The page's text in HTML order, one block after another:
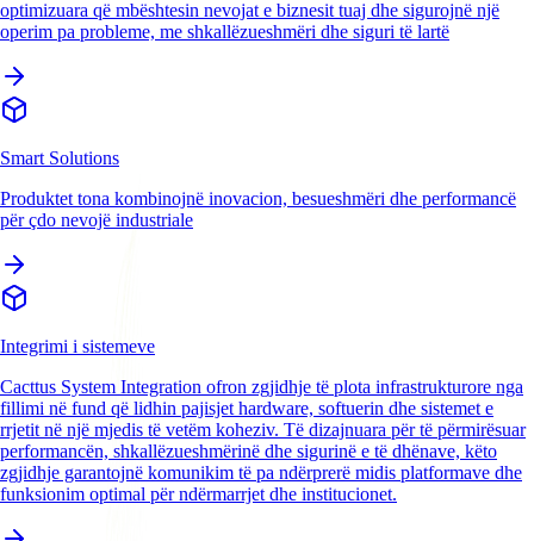
optimizuara që mbështesin nevojat e biznesit tuaj dhe sigurojnë një
operim pa probleme, me shkallëzueshmëri dhe siguri të lartë
Smart Solutions
Produktet tona kombinojnë inovacion, besueshmëri dhe performancë
për çdo nevojë industriale
Integrimi i sistemeve
Cacttus System Integration ofron zgjidhje të plota infrastrukturore nga
fillimi në fund që lidhin pajisjet hardware, softuerin dhe sistemet e
rrjetit në një mjedis të vetëm koheziv. Të dizajnuara për të përmirësuar
performancën, shkallëzueshmërinë dhe sigurinë e të dhënave, këto
zgjidhje garantojnë komunikim të pa ndërprerë midis platformave dhe
funksionim optimal për ndërmarrjet dhe institucionet.